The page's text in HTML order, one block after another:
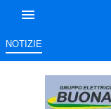
NOTIZIE